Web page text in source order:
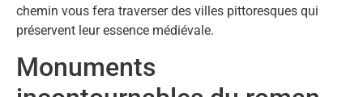
chemin vous fera traverser des villes pittoresques qui
préservent leur essence médiévale.
Monuments